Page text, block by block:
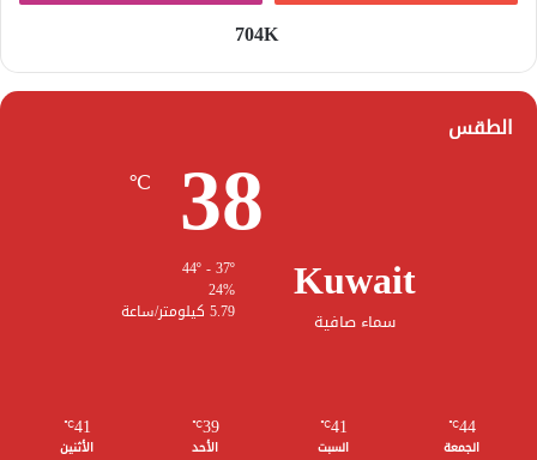
704K
الطقس
Kuwait
سماء صافية
38
℃
24%
5.79 كيلومتر/ساعة
44
℃
الجمعة
41
℃
السبت
39
℃
الأحد
41
℃
الأثنين